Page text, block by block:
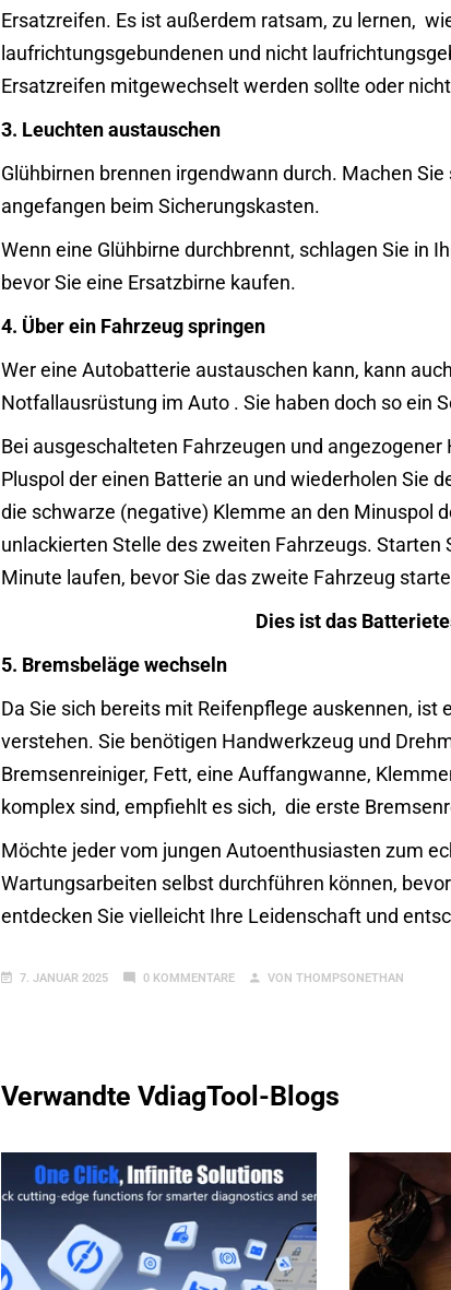
Ersatzreifen. Es ist außerdem ratsam, zu lernen,
laufrichtungsgebundenen und nicht
Ersatzreifen mitgewechselt werden sollte oder
3. Leuchten austauschen
Glühbirnen brennen irgendwann durch. Machen
angefangen beim Sicherungskasten.
Wenn eine Glühbirne durchbrennt, schlagen Sie in
bevor Sie eine Ersatzbirne kaufen.
4. Über ein Fahrzeug springen
Wer eine Autobatterie austauschen kann, kann
Notfallausrüstung im Auto. Sie haben doch so ein
Bei ausgeschalteten Fahrzeugen und
Pluspol der einen Batterie an und wiederholen Sie
die schwarze (negative) Klemme an den Minuspol
unlackierten Stelle des zweiten Fahrzeugs.
Minute laufen, bevor Sie das zweite Fahrzeug
Dies ist das
5. Bremsbeläge wechseln
Da Sie sich bereits mit Reifenpflege auskennen,
verstehen. Sie benötigen Handwerkzeug und
Bremsenreiniger, Fett, eine Auffangwanne,
komplex sind, empfiehlt es sich, die erste
Möchte jeder vom jungen Autoenthusiasten zum
Wartungsarbeiten selbst durchführen können,
entdecken Sie vielleicht Ihre Leidenschaft und
7. JANUAR 2025 0 KOMMENTARE VON THOMPSONETHAN
Verwandte VdiagTool-Blogs